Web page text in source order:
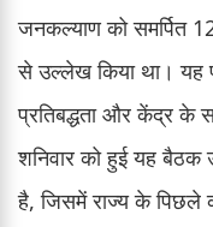
जनकल्याण को समर्पित 12
से उल्लेख किया था। यह
प्रतिबद्धता और केंद्र के
शनिवार को हुई यह बैठक
है, जिसमें राज्य के पिछले